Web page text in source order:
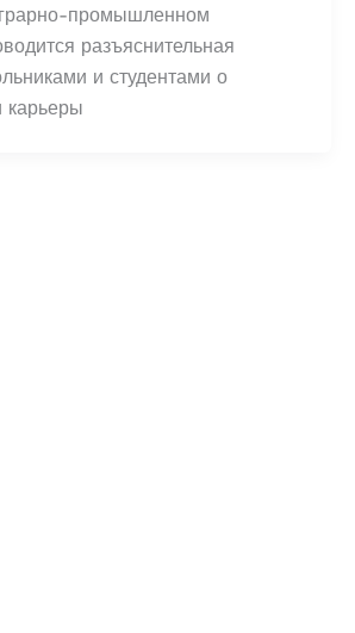
промышленном
разъяснительная
и студентами о
карьеры